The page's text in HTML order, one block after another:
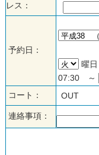
レス：
予約日：
曜日
07:30 ～
コート：
OUT
連絡事項：